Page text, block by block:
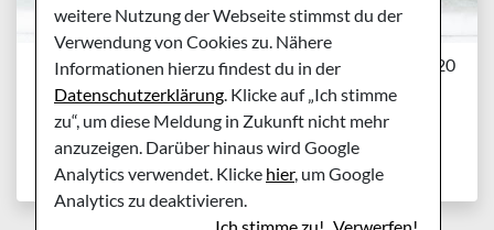
Donnerstag, 9. April 2020
Whipped Coffee Rezept
aka Dalgona-Coffee
weitere Nutzung der Webseite stimmst du der
Verwendung von Cookies zu. Nähere
Informationen hierzu findest du in der
Datenschutzerklärung. Klicke auf „Ich stimme
zu“, um diese Meldung in Zukunft nicht mehr
anzuzeigen. Darüber hinaus wird Google
Analytics verwendet. Klicke hier, um Google
Analytics zu deaktivieren.